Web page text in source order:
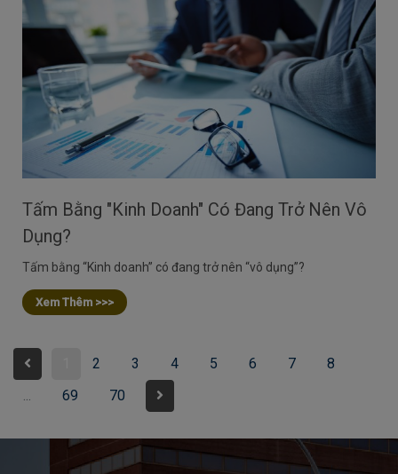
Tấm Bằng "Kinh Doanh" Có Đang Trở Nên Vô
Dụng?
Tấm bằng “Kinh doanh” có đang trở nên “vô dụng”?
Xem Thêm >>>
2 3 4 5 6 7
8
...
69 70